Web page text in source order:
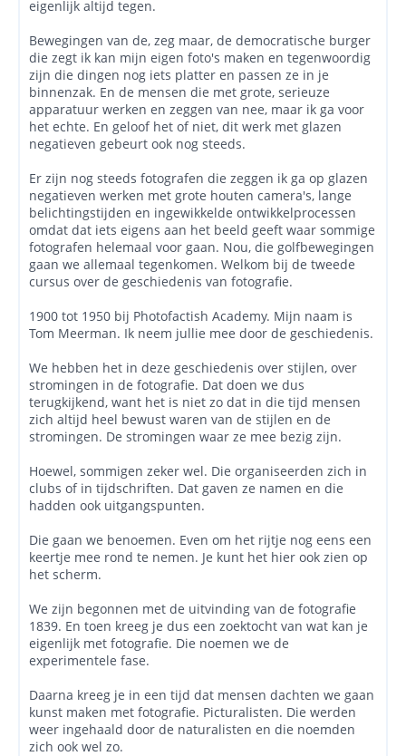
eigenlijk altijd tegen.
Bewegingen van de, zeg maar, de democratische burger
die zegt ik kan mijn eigen foto's maken en tegenwoordig
zijn die dingen nog iets platter en passen ze in je
binnenzak. En de mensen die met grote, serieuze
apparatuur werken en zeggen van nee, maar ik ga voor
het echte. En geloof het of niet, dit werk met glazen
negatieven gebeurt ook nog steeds.
Er zijn nog steeds fotografen die zeggen ik ga op glazen
negatieven werken met grote houten camera's, lange
belichtingstijden en ingewikkelde ontwikkelprocessen
omdat dat iets eigens aan het beeld geeft waar sommige
fotografen helemaal voor gaan. Nou, die golfbewegingen
gaan we allemaal tegenkomen. Welkom bij de tweede
cursus over de geschiedenis van fotografie.
1900 tot 1950 bij Photofactish Academy. Mijn naam is
Tom Meerman. Ik neem jullie mee door de geschiedenis.
We hebben het in deze geschiedenis over stijlen, over
stromingen in de fotografie. Dat doen we dus
terugkijkend, want het is niet zo dat in die tijd mensen
zich altijd heel bewust waren van de stijlen en de
stromingen. De stromingen waar ze mee bezig zijn.
Hoewel, sommigen zeker wel. Die organiseerden zich in
clubs of in tijdschriften. Dat gaven ze namen en die
hadden ook uitgangspunten.
Die gaan we benoemen. Even om het rijtje nog eens een
keertje mee rond te nemen. Je kunt het hier ook zien op
het scherm.
We zijn begonnen met de uitvinding van de fotografie
1839. En toen kreeg je dus een zoektocht van wat kan je
eigenlijk met fotografie. Die noemen we de
experimentele fase.
Daarna kreeg je in een tijd dat mensen dachten we gaan
kunst maken met fotografie. Picturalisten. Die werden
weer ingehaald door de naturalisten en die noemden
zich ook wel zo.